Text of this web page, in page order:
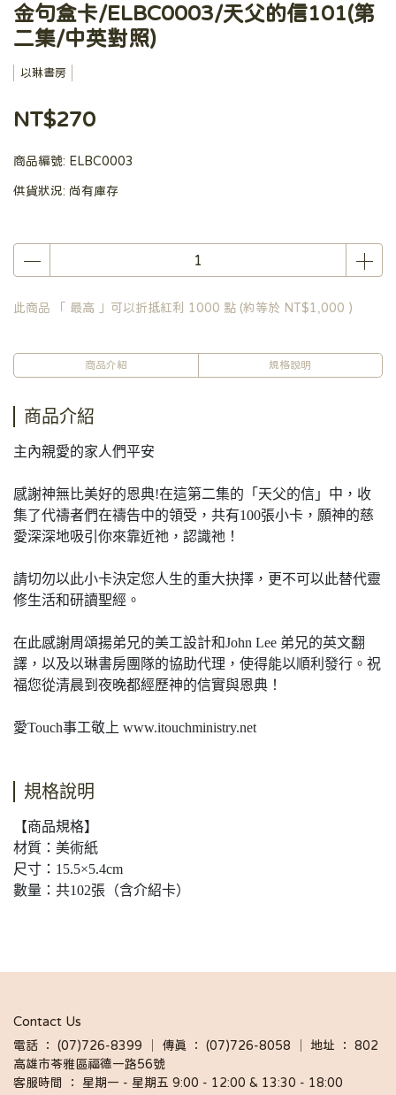
金句盒卡/ELBC0003/天父的信101(第
二集/中英對照)
以琳書房
NT$270
商品編號: ELBC0003
供貨狀況: 尚有庫存
此商品 「 最高 」可以折抵紅利 1000 點 (約等於 NT$1,000 )
商品介紹 規格說明
商品介紹
主內親愛的家人們平安
感謝神無比美好的恩典!在這第二集的「天父的信」中，收
集了代禱者們在禱告中的領受，共有100張小卡，願神的慈
愛深深地吸引你來靠近祂，認識祂！
請切勿以此小卡決定您人生的重大抉擇，更不可以此替代靈
修生活和研讀聖經。
在此感謝周頌揚弟兄的美工設計和John Lee 弟兄的英文翻
譯，以及以琳書房團隊的協助代理，使得能以順利發行。祝
福您從清晨到夜晚都經歷神的信實與恩典！
愛Touch事工敬上 www.itouchministry.net
規格說明
【商品規格】
材質：美術紙
尺寸：15.5×5.4cm
數量：共102張（含介紹卡）
Contact Us
電話 ： (07)726-8399 │ 傳真 ： (07)726-8058 │ 地址 ： 802
高雄市苓雅區福德一路56號
客服時間 ： 星期一 - 星期五 9:00 - 12:00 & 13:30 - 18:00